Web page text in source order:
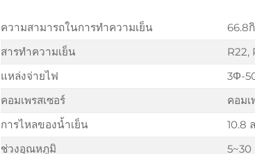
ความสามารถในการทำความเย็น
66.8
สารทำความเย็น
R22,
แหล่งจ่ายไฟ
3Φ-
คอมเพรสเซอร์
คอมเ
การไหลของน้ำเย็น
10.8
ช่วงอุณหภูมิ
5~30